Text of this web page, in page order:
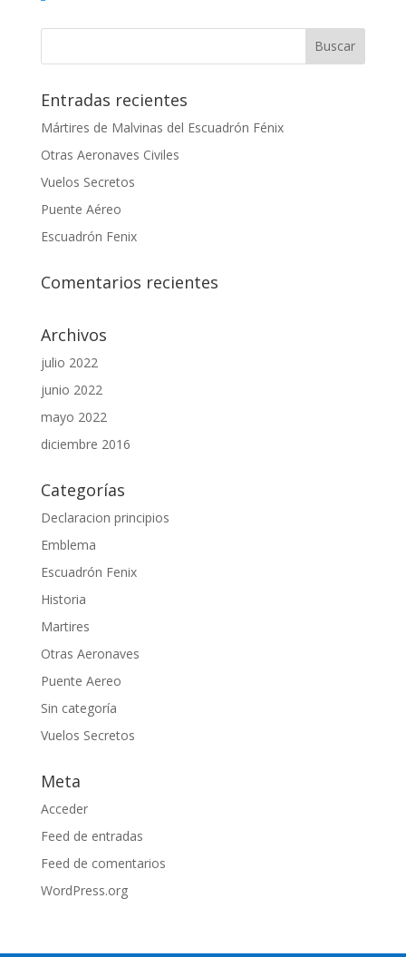
Entradas recientes
Mártires de Malvinas del Escuadrón Fénix
Otras Aeronaves Civiles
Vuelos Secretos
Puente Aéreo
Escuadrón Fenix
Comentarios recientes
Archivos
julio 2022
junio 2022
mayo 2022
diciembre 2016
Categorías
Declaracion principios
Emblema
Escuadrón Fenix
Historia
Martires
Otras Aeronaves
Puente Aereo
Sin categoría
Vuelos Secretos
Meta
Acceder
Feed de entradas
Feed de comentarios
WordPress.org